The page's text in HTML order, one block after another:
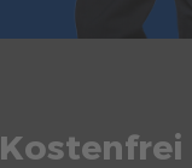
Kostenfrei